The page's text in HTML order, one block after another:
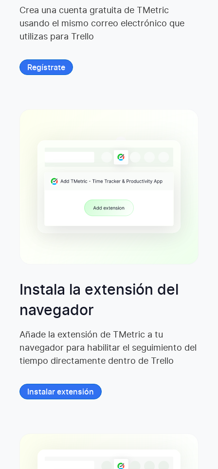
Crea una cuenta gratuita de TMetric
usando el mismo correo electrónico que
utilizas para Trello
Regístrate
Instala la extensión del
navegador
Añade la extensión de TMetric a tu
navegador para habilitar el seguimiento del
tiempo directamente dentro de Trello
Instalar extensión